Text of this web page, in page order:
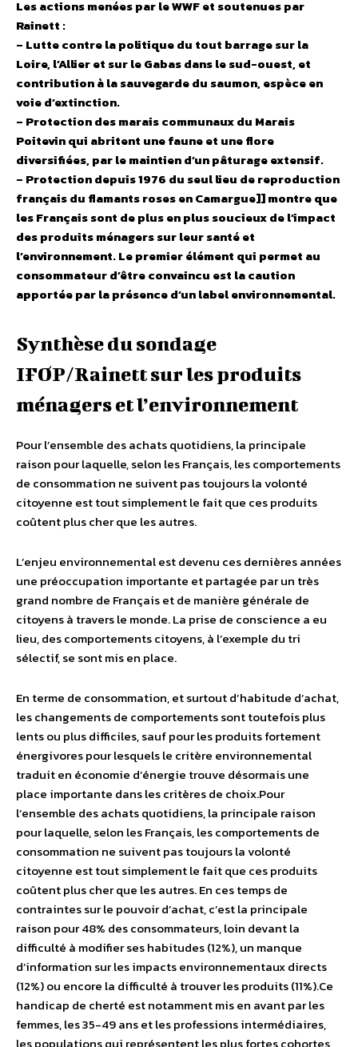
Les actions menées par le WWF et soutenues par
Rainett :
– Lutte contre la politique du tout barrage sur la
Loire, l’Allier et sur le Gabas dans le sud-ouest, et
contribution à la sauvegarde du saumon, espèce en
voie d’extinction.
– Protection des marais communaux du Marais
Poitevin qui abritent une faune et une flore
diversifiées, par le maintien d’un pâturage extensif.
– Protection depuis 1976 du seul lieu de reproduction
français du flamants roses en Camargue]] montre que
les Français sont de plus en plus soucieux de l’impact
des produits ménagers sur leur santé et
l’environnement. Le premier élément qui permet au
consommateur d’être convaincu est la caution
apportée par la présence d’un label environnemental.
Synthèse du sondage
IFOP/Rainett sur les produits
ménagers et l’environnement
Pour l’ensemble des achats quotidiens, la principale
raison pour laquelle, selon les Français, les comportements
de consommation ne suivent pas toujours la volonté
citoyenne est tout simplement le fait que ces produits
coûtent plus cher que les autres.
L’enjeu environnemental est devenu ces dernières années
une préoccupation importante et partagée par un très
grand nombre de Français et de manière générale de
citoyens à travers le monde. La prise de conscience a eu
lieu, des comportements citoyens, à l’exemple du tri
sélectif, se sont mis en place.
En terme de consommation, et surtout d’habitude d’achat,
les changements de comportements sont toutefois plus
lents ou plus difficiles, sauf pour les produits fortement
énergivores pour lesquels le critère environnemental
traduit en économie d’énergie trouve désormais une
place importante dans les critères de choix.Pour
l’ensemble des achats quotidiens, la principale raison
pour laquelle, selon les Français, les comportements de
consommation ne suivent pas toujours la volonté
citoyenne est tout simplement le fait que ces produits
coûtent plus cher que les autres. En ces temps de
contraintes sur le pouvoir d’achat, c’est la principale
raison pour 48% des consommateurs, loin devant la
difficulté à modifier ses habitudes (12%), un manque
d’information sur les impacts environnementaux directs
(12%) ou encore la difficulté à trouver les produits (11%).Ce
handicap de cherté est notamment mis en avant par les
femmes, les 35-49 ans et les professions intermédiaires,